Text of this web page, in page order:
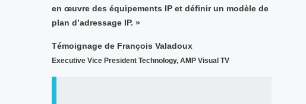
en œuvre des équipements IP et définir un modèle de
plan d’adressage IP. »
Témoignage de François Valadoux
Executive Vice President Technology, AMP Visual TV